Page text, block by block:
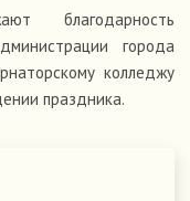
благодарность
города
колледжу
праздника.